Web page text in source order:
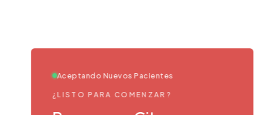
Aceptando Nuevos Pacientes
¿LISTO PARA COMENZAR?